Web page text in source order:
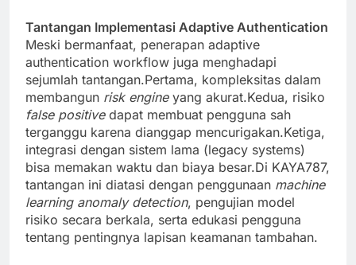
Tantangan Implementasi Adaptive Authentication
Meski bermanfaat, penerapan adaptive
authentication workflow juga menghadapi
sejumlah tantangan.Pertama, kompleksitas dalam
membangun risk engineyang akurat.Kedua, risiko
false positivedapat membuat pengguna sah
terganggu karena dianggap mencurigakan.Ketiga,
integrasi dengan sistem lama (legacy systems)
bisa memakan waktu dan biaya besar.Di KAYA787,
tantangan ini diatasi dengan penggunaan machine
learning anomaly detection, pengujian model
risiko secara berkala, serta edukasi pengguna
tentang pentingnya lapisan keamanan tambahan.